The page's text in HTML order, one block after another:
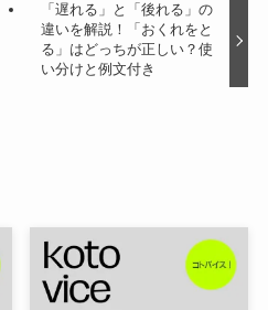
「遅れる」と「後れる」の
違いを解説！「おくれをと
る」はどっちが正しい？使
い分けと例文付き